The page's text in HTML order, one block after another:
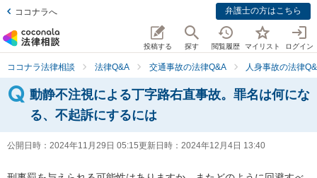
ココナラへ 弁護士の方はこちら
投稿する 探す 閲覧履歴 マイリスト ログイン
ココナラ法律相談 法律Q&A 交通事故の法律Q&A 人身事故の法律
動静不注視による丁字路右直事故。罪名は何にな
る、不起訴にするには
公開日時： 2024年11月29日 05:15更新日時： 2024年12月4日 13:40